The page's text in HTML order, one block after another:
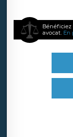
avocat. En